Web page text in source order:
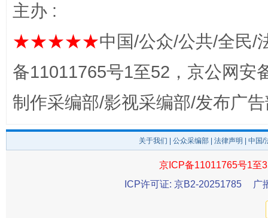
主办 :
★★★★★中国/公众/公共/全民/
备11011765号1至52，京公网安
制作采编部/影视采编部/发布广
关于我们 公众采编部 法律声明 | 中国
京ICP备11011765号1至
ICP许可证: 京B2-20251785
广